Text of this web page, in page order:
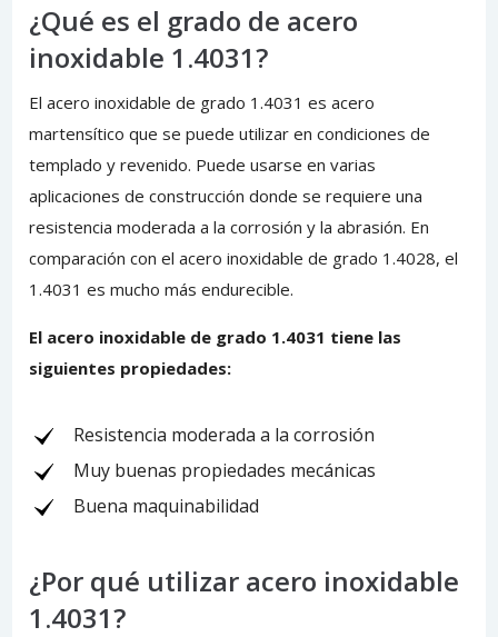
¿Qué es el grado de acero
inoxidable 1.4031?
El acero inoxidable de grado 1.4031 es acero
martensítico que se puede utilizar en condiciones de
templado y revenido. Puede usarse en varias
aplicaciones de construcción donde se requiere una
resistencia moderada a la corrosión y la abrasión. En
comparación con el acero inoxidable de grado 1.4028, el
1.4031 es mucho más endurecible.
El acero inoxidable de grado 1.4031 tiene las
siguientes propiedades:
Resistencia moderada a la corrosión
Muy buenas propiedades mecánicas
Buena maquinabilidad
¿Por qué utilizar acero inoxidable
1.4031?